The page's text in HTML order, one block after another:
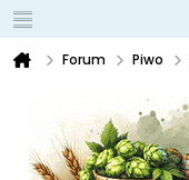
Forum Piwo